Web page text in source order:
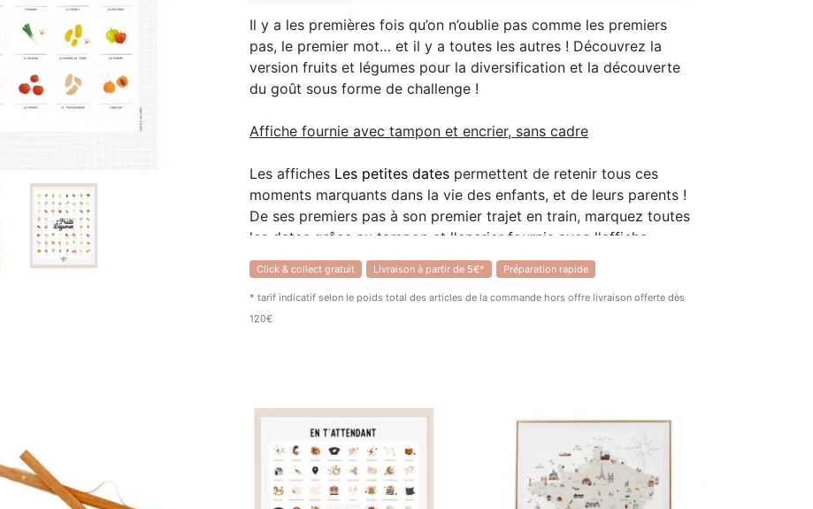
Il y a les premières fois qu’on n’oublie pas comme les premiers
pas, le premier mot… et il y a toutes les autres ! Découvrez la
version fruits et légumes pour la diversification et la découverte
du goût sous forme de challenge !
Affiche fournie avec tampon et encrier, sans cadre
Les affiches Les petites dates permettent de retenir tous ces
moments marquants dans la vie des enfants, et de leurs parents !
De ses premiers pas à son premier trajet en train, marquez toutes
les dates grâce au tampon et l'encrier fournis avec l'affiche.
C'est le cadeau idéal pour accompagner la vie d'un enfant de 0 à
10 ans.
Click & collect gratuit Livraison à partir de 5€* Préparation rapide
* tarif indicatif selon le poids total des articles de la commande hors offre livraison offerte dès
120€